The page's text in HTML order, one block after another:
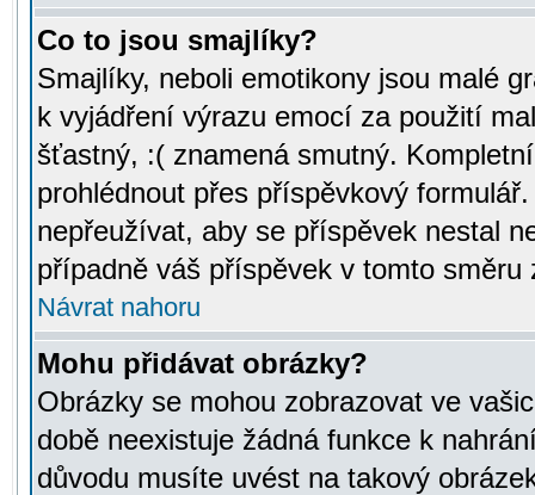
Co to jsou smajlíky?
Smajlíky, neboli emotikony jsou malé
k vyjádření výrazu emocí za použití
šťastný, :( znamená smutný.
prohlédnout přes příspěvkový
nepřeužívat, aby se příspěvek nestal
případně váš příspěvek v tomto směru
Návrat nahoru
Mohu přidávat obrázky?
Obrázky se mohou zobrazovat ve
době neexistuje žádná funkce k
důvodu musíte uvést na takový